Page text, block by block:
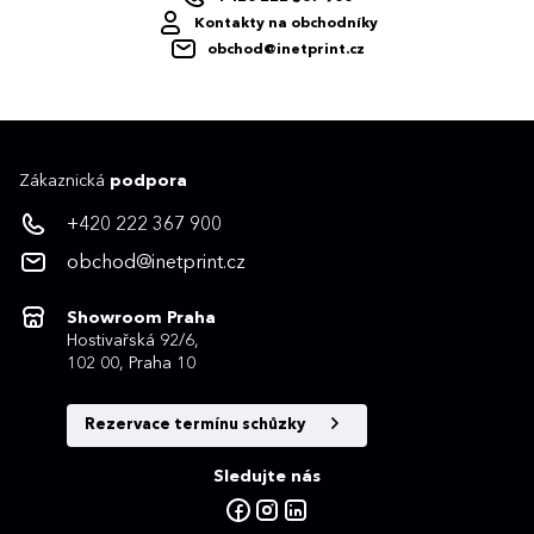
Kontakty na obchodníky
obchod@inetprint.cz
Zákaznická podpora
+420 222 367 900
obchod@inetprint.cz
Showroom Praha
Hostivařská 92/6,
102 00, Praha 10
Rezervace termínu schůzky
Sledujte nás